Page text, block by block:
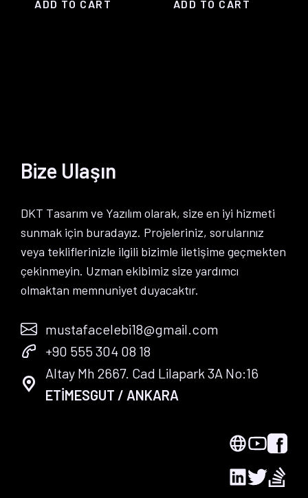
ADD TO CART ADD TO CART
Bize Ulaşın
DKT Tasarım ve Yazılım olarak, size en iyi hizmeti
sunmak için buradayız. Projeleriniz, sorularınız
veya tekliflerinizle ilgili bizimle iletişime geçmekten
çekinmeyin. Uzman ekibimiz size yardımcı
olmaktan memnuniyet duyacaktır.
mustafacelebi18@gmail.com
+90 555 304 08 18
Altay Mh 2667. Cad Lilapark 3A No:16
ETİMESGUT / ANKARA